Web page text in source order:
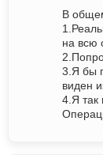
В
на всю
3.Я бы
виден
4.Я так